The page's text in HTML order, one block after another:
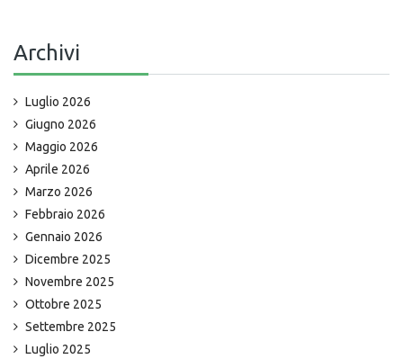
Archivi
Luglio 2026
Giugno 2026
Maggio 2026
Aprile 2026
Marzo 2026
Febbraio 2026
Gennaio 2026
Dicembre 2025
Novembre 2025
Ottobre 2025
Settembre 2025
Luglio 2025